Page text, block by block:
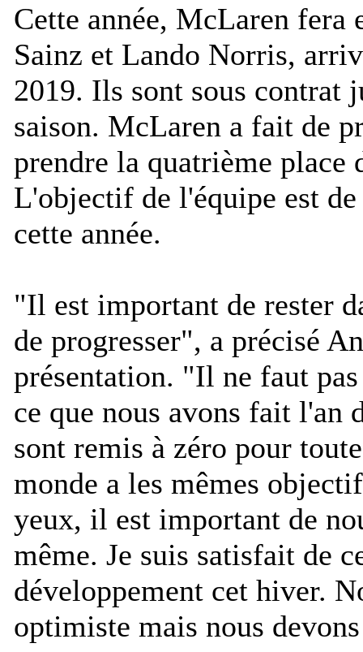
Cette année, McLaren fera
Sainz et Lando Norris,
2019. Ils sont sous contrat
saison. McLaren a fait de
prendre la quatrième place
L'objectif de l'équipe est
cette année.
"Il est important de rester
de progresser", a précisé
présentation. "Il ne faut
ce que nous avons fait l'an
sont remis à zéro pour
monde a les mêmes
yeux, il est important de
même. Je suis satisfait de
développement cet hiver.
optimiste mais nous